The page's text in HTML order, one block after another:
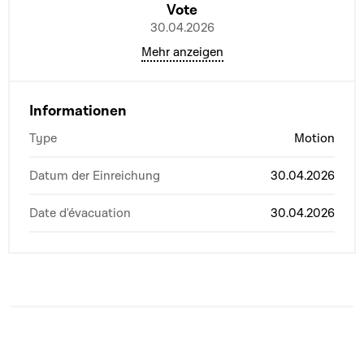
Vote
30.04.2026
Mehr anzeigen
Informationen
Type Motion
Datum der Einreichung 30.04.2026
Date d'évacuation 30.04.2026